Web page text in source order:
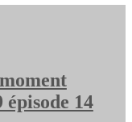
épisode 14